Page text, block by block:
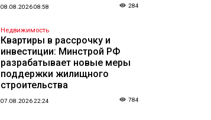
08.08.2026 08:58 284
Недвижимость
Квартиры в рассрочку и
инвестиции: Минстрой РФ
разрабатывает новые меры
поддержки жилищного
строительства
07.08.2026 22:24 784